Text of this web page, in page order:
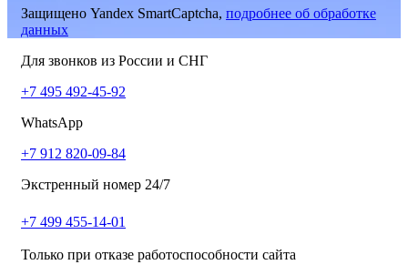
Защищено Yandex SmartCaptcha, подробнее об обработке
данных
Для звонков из России и СНГ
+7 495 492-45-92
WhatsApp
+7 912 820-09-84
Экстренный номер 24/7
+7 499 455-14-01
Только при отказе работоспособности сайта